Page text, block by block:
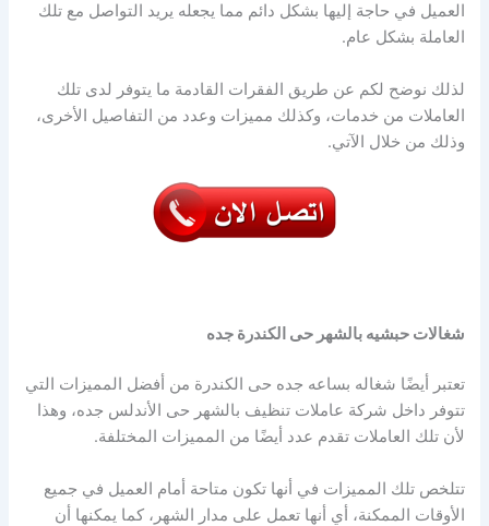
العميل في حاجة إليها بشكل دائم مما يجعله يريد التواصل مع تلك
العاملة بشكل عام.
لذلك نوضح لكم عن طريق الفقرات القادمة ما يتوفر لدى تلك
العاملات من خدمات، وكذلك مميزات وعدد من التفاصيل الأخرى،
وذلك من خلال الآتي.
شغالات حبشيه بالشهر حى الكندرة جده
تعتبر أيضًا شغاله بساعه جده حى الكندرة من أفضل المميزات التي
تتوفر داخل شركة عاملات تنظيف بالشهر حى الأندلس جده، وهذا
لأن تلك العاملات تقدم عدد أيضًا من المميزات المختلفة.
تتلخص تلك المميزات في أنها تكون متاحة أمام العميل في جميع
الأوقات الممكنة، أي أنها تعمل على مدار الشهر، كما يمكنها أن